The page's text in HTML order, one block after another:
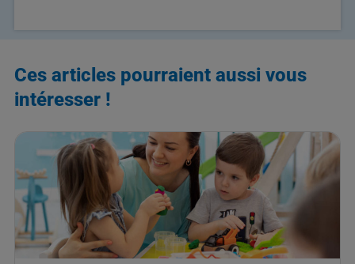
Ces articles pourraient aussi vous
intéresser !